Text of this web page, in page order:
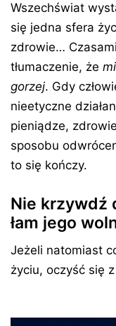
Wszechświat
się jedna sfera
zdrowie…
tłumaczenie, że
gorzej. Gdy
nieetyczne
pieniądze,
sposobu
to się kończy.
Nie krzywdź
łam jego
Jeżeli natomiast
życiu, oczyść się